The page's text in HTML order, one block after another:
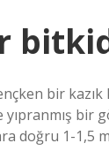
bir
bir
doğru 1-1,5